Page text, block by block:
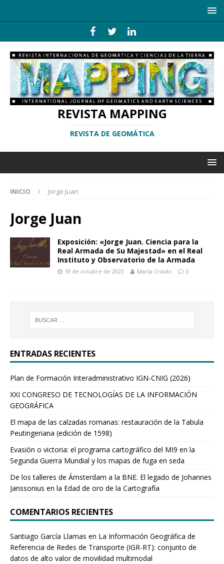
REVISTA MAPPING
REVISTA DE GEOMÁTICA
INICIO Jorge Juan
Jorge Juan
Exposición: «Jorge Juan. Ciencia para la
Real Armada de Su Majestad» en el Real
Instituto y Observatorio de la Armada
18 de octubre de 2023 Marta Criado 0
ENTRADAS RECIENTES
Plan de Formación Interadministrativo IGN-CNIG (2026)
XXI CONGRESO DE TECNOLOGÍAS DE LA INFORMACIÓN
GEOGRÁFICA
El mapa de las calzadas romanas: restauración de la Tabula
Peutingeriana (edición de 1598)
Evasión o victoria: el programa cartográfico del MI9 en la
Segunda Guerra Mundial y los mapas de fuga en seda
De los talleres de Ámsterdam a la BNE. El legado de Johannes
Janssonius en la Edad de oro de la Cartografía
COMENTARIOS RECIENTES
Santiago García Llamas en La Información Geográfica de
Referencia de Redes de Transporte (IGR-RT): conjunto de
datos de alto valor de movilidad multimodal